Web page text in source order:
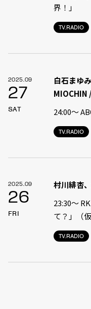
TV.RADIO
界！」
2025.09
27
SAT
TV.RADIO
白石まゆ
MIOCHIN
24:00〜
2025.09
26
FRI
TV.RADIO
村川緋杏
23:30〜
て？」（仮